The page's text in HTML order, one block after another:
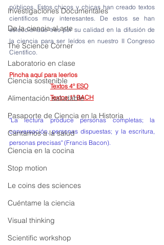
Investigaciones Documentales
De la ciencia al arte
The Science Corner
Laboratorio en clase
Ciencia sostenible
Alimentación saludable
Pasaporte de Ciencia en la Historia
Cantamos a la salud
Ciencia en la cocina
Stop motion
Le coins des sciences
Cuéntame la ciencia
Visual thinking
Scientific workshop
públicos. Estos chicos y chicas han creado textos
científicos muy interesantes. De estos se han
seleccionado tres por su calidad en la difusión de
la ciencia para ser leídos en nuestro II Congreso
Científico.
Pincha aquí para leerlos
Textos 4º ESO
Textos 1º BACH
"La lectura produce personas completas; la
conversación, personas dispuestas; y la escritura,
personas precisas" (Francis Bacon).